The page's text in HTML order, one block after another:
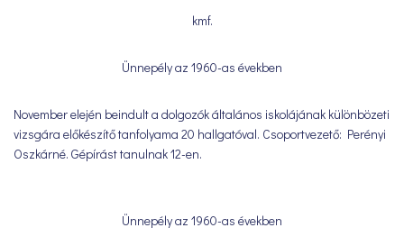
kmf.
Ünnepély az 1960-as években
November elején beindult a dolgozók általános iskolájának különbözeti
vizsgára előkészítő tanfolyama 20 hallgatóval. Csoportvezető: Perényi
Oszkárné. Gépírást tanulnak 12-en.
Ünnepély az 1960-as években